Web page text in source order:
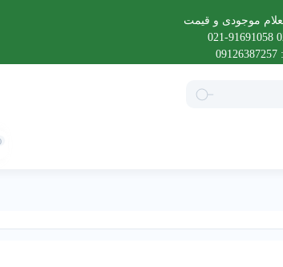
موجودی و قیمت